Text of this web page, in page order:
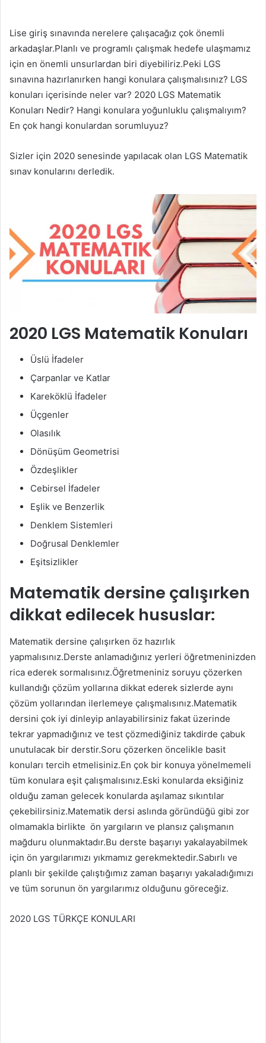
Lise giriş sınavında nerelere çalışacağız çok önemli
arkadaşlar.Planlı ve programlı çalışmak hedefe ulaşmamız
için en önemli unsurlardan biri diyebiliriz.Peki LGS
sınavına hazırlanırken hangi konulara çalışmalısınız? LGS
konuları içerisinde neler var? 2020 LGS Matematik
Konuları Nedir? Hangi konulara yoğunluklu çalışmalıyım?
En çok hangi konulardan sorumluyuz?
Sizler için 2020 senesinde yapılacak olan LGS Matematik
sınav konularını derledik.
2020 LGS Matematik Konuları
Üslü İfadeler
Çarpanlar ve Katlar
Kareköklü İfadeler
Üçgenler
Olasılık
Dönüşüm Geometrisi
Özdeşlikler
Cebirsel İfadeler
Eşlik ve Benzerlik
Denklem Sistemleri
Doğrusal Denklemler
Eşitsizlikler
Matematik dersine çalışırken
dikkat edilecek hususlar:
Matematik dersine çalışırken öz hazırlık
yapmalısınız.Derste anlamadığınız yerleri öğretmeninizden
rica ederek sormalısınız.Öğretmeniniz soruyu çözerken
kullandığı çözüm yollarına dikkat ederek sizlerde aynı
çözüm yollarından ilerlemeye çalışmalısınız.Matematik
dersini çok iyi dinleyip anlayabilirsiniz fakat üzerinde
tekrar yapmadığınız ve test çözmediğiniz takdirde çabuk
unutulacak bir derstir.Soru çözerken öncelikle basit
konuları tercih etmelisiniz.En çok bir konuya yönelmemeli
tüm konulara eşit çalışmalısınız.Eski konularda eksiğiniz
olduğu zaman gelecek konularda aşılamaz sıkıntılar
çekebilirsiniz.Matematik dersi aslında göründüğü gibi zor
olmamakla birlikte ön yargıların ve plansız çalışmanın
mağduru olunmaktadır.Bu derste başarıyı yakalayabilmek
için ön yargılarımızı yıkmamız gerekmektedir.Sabırlı ve
planlı bir şekilde çalıştığımız zaman başarıyı yakaladığımızı
ve tüm sorunun ön yargılarımız olduğunu göreceğiz.
2020 LGS TÜRKÇE KONULARI